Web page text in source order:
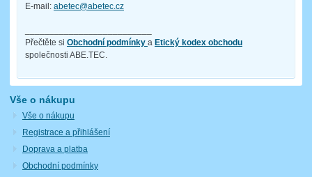
E-mail: abetec@abetec.cz
Přečtěte si Obchodní podmínky a Etický kodex obchodu
společnosti ABE.TEC.
Vše o nákupu
Vše o nákupu
Registrace a přihlášení
Doprava a platba
Obchodní podmínky